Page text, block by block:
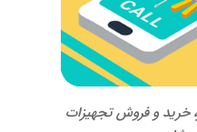
خرید و فروش تجهیزات